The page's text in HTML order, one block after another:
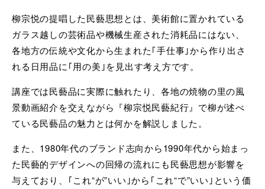
柳宗悦の提唱した民藝思想とは、美術館に置かれている
ガラス越しの芸術品や機械生産された消耗品にはない、
各地方の伝統や文化から生まれた｢手仕事｣から作り出さ
れる日用品に｢用の美｣を見出す考え方です。
講座では民藝品に実際に触れたり、各地の焼物の里の風
景動画紹介を交えながら『柳宗悦民藝紀行』で柳が述べ
ている民藝品の魅力とは何かを解説しました。
また、1980年代のブランド志向から1990年代から始まっ
た民藝的デザインへの回帰の流れにも民藝思想が影響を
与えており、｢これ“が”いい｣から｢これ“で”いい｣という価